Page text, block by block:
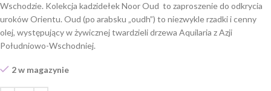
Wschodzie. Kolekcja kadzidełek Noor Oud to zaproszenie do odkrycia
uroków Orientu. Oud (po arabsku „oudh”) to niezwykle rzadki i cenny
olej, występujący w żywicznej twardzieli drzewa Aquilaria z Azji
Południowo-Wschodniej.
2 w magazynie